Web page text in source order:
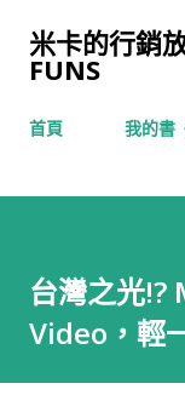
米卡的行銷
FUNS
首頁 我的書
台灣之光!?
Video，輕